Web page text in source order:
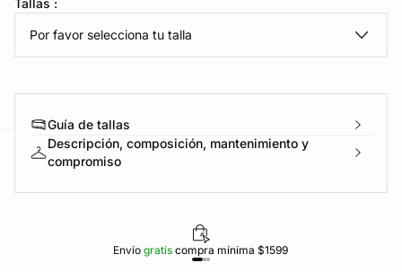
DE PANTIES
Tallas :
Por favor selecciona tu talla
Guía de tallas
Descripción, composición, mantenimiento y
compromiso
Envíogratiscompra mínima $1599